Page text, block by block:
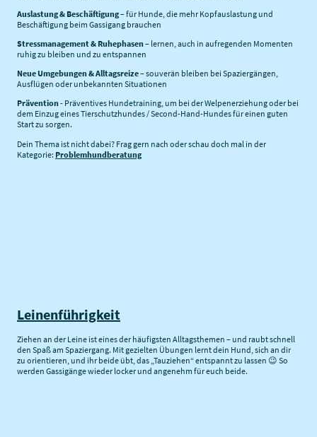
Auslastung & Beschäftigung– für Hunde, die mehr Kopfauslastung und
Beschäftigung beim Gassigang brauchen
Stressmanagement & Ruhephasen– lernen, auch in aufregenden Momenten
ruhig zu bleiben und zu entspannen
Neue Umgebungen & Alltagsreize– souverän bleiben bei Spaziergängen,
Ausflügen oder unbekannten Situationen
Prävention- Präventives Hundetraining, um bei der Welpenerziehung oder bei
dem Einzug eines Tierschutzhundes / Second-Hand-Hundes für einen guten
Start zu sorgen.
Dein Thema ist nicht dabei? Frag gern nach oder schau doch mal in der
Kategorie: Problemhundberatung
Leinenführigkeit
Ziehen an der Leine ist eines der häufigsten Alltagsthemen – und raubt schnell
den Spaß am Spaziergang. Mit gezielten Übungen lernt dein Hund, sich an dir
zu orientieren, und ihr beide übt, das „Tauziehen“ entspannt zu lassen 😉 So
werden Gassigänge wieder locker und angenehm für euch beide.